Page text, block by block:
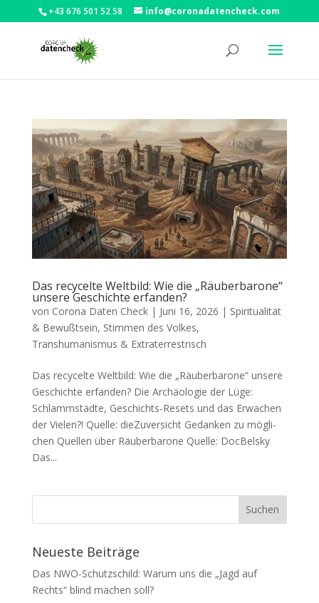
+43 676 501 52 58 info@coronadatencheck.com
Das recycelte Weltbild: Wie die „Räuberbarone“
unsere Geschichte erfanden?
von Corona Daten Check| Juni 16, 2026 | Spiritualität
& Bewußtsein, Stimmen des Volkes,
Transhumanismus & Extraterrestrisch
Das recycelte Weltbild: Wie die „Räuberbarone“ unsere
Geschichte erfanden? Die Archäo­lo­gie der Lüge:
Schlamm­städ­te, Geschichts-Resets und das Erwa­chen
der Vielen?! Quel­le: dieZuversicht Gedan­ken zu mög­li­
chen Quel­len über Räuberbarone Quel­le: DocBelsky
Das...
Neueste Beiträge
Das NWO-Schutzschild: Warum uns die „Jagd auf
Rechts“ blind machen soll?